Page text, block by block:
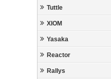
Tuttle
XIOM
Yasaka
Reactor
Rallys